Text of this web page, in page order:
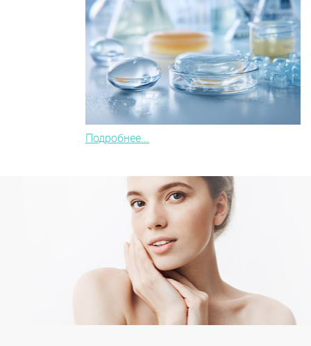
Подробнее...